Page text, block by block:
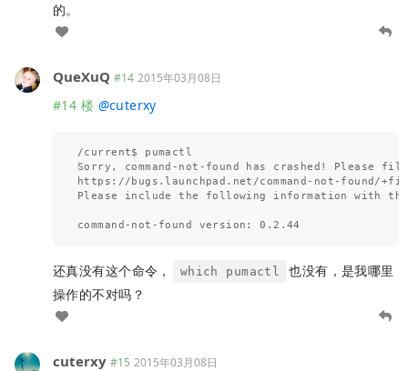
的。
QueXuQ #14 2015年03月08日
#14 楼 @cuterxy
/current$ pumactl
Sorry, command-not-found has crashed! Please
https://bugs.launchpad.net/command-not-found/
Please include the following information with
还真没有这个命令， which pumactl
也没有，是我哪里
操作的不对吗？
cuterxy #15 2015年03月08日